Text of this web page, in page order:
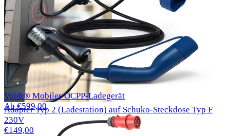
Adapter Typ 2 (Ladestation) auf Schuko-Steckdose Typ F
230V
€149,00
Voldt® Mobiles OCPP-Ladegerät
Ab €599,00